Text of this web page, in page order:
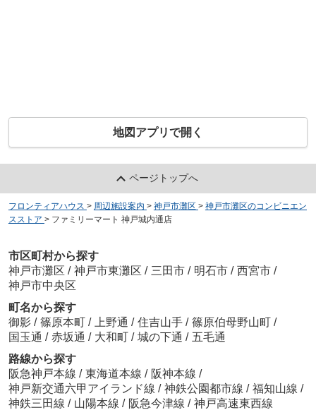
地図アプリで開く
ページトップへ
フロンティアハウス > 周辺施設案内 > 神戸市灘区 > 神戸市灘区のコンビニエン
スストア > ファミリーマート 神戸城内通店
市区町村から探す
神戸市灘区 / 神戸市東灘区 / 三田市 / 明石市 / 西宮市 /
神戸市中央区
町名から探す
御影 / 篠原本町 / 上野通 / 住吉山手 / 篠原伯母野山町 /
国玉通 / 赤坂通 / 大和町 / 城の下通 / 五毛通
路線から探す
阪急神戸本線 / 東海道本線 / 阪神本線 /
神戸新交通六甲アイランド線 / 神鉄公園都市線 / 福知山線 /
神鉄三田線 / 山陽本線 / 阪急今津線 / 神戸高速東西線